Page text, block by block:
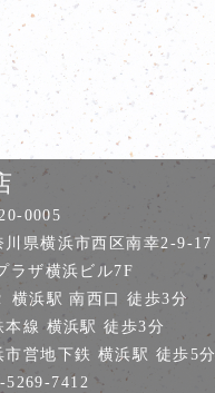
0005
川県横浜市西区南幸2-9-17
ラザ横浜ビル7F
横浜駅 南西口 徒歩3分
本線 横浜駅 徒歩3分
市営地下鉄 横浜駅 徒歩5分
5269-7412